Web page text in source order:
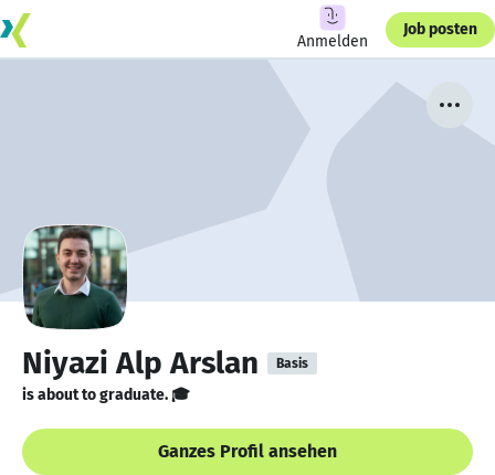
Anmelden
Job posten
Niyazi Alp Arslan Basis
is about to graduate. 🎓
Ganzes Profil ansehen